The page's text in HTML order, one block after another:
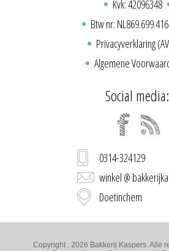
Kvk: 42096348
Btw nr:
Privacyverklaring
Algemene
Social media:
0314-324129
winkel @
Doetinchem
Copyright ; 2026 Bakkerij Kaspers. Alle